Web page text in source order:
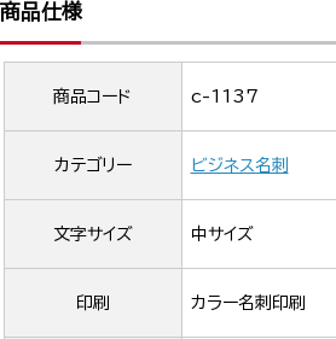
商品仕様
商品コード c-1137
カテゴリー ビジネス名刺
文字サイズ 中サイズ
印刷 カラー名刺印刷